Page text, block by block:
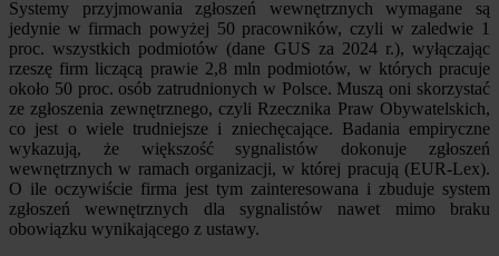
Systemy przyjmowania zgłoszeń wewnętrznych wymagane są
jedynie w firmach powyżej 50 pracowników, czyli w zaledwie 1
proc. wszystkich podmiotów (dane GUS za 2024 r.), wyłączając
rzeszę firm liczącą prawie 2,8 mln podmiotów, w których pracuje
około 50 proc. osób zatrudnionych w Polsce. Muszą oni skorzystać
ze zgłoszenia zewnętrznego, czyli Rzecznika Praw Obywatelskich,
co jest o wiele trudniejsze i zniechęcające. Badania empiryczne
wykazują, że większość sygnalistów dokonuje zgłoszeń
wewnętrznych w ramach organizacji, w której pracują (EUR-Lex).
O ile oczywiście firma jest tym zainteresowana i zbuduje system
zgłoszeń wewnętrznych dla sygnalistów nawet mimo braku
obowiązku wynikającego z ustawy.